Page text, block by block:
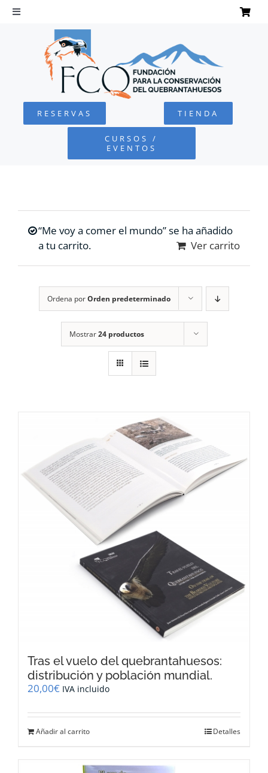
Saltar
Toggle
Navigation
QUEBRANTAHUESOS
FUNDACIÓN
RESERVAS TIENDA
CURSOS /
EVENTOS
“Me voy a comer el mundo” se ha añadido
a tu carrito.
Ver carrito
Ordena porOrden predeterminado
Mostrar24 productos
Tras el vuelo del quebrantahuesos:
distribución y población mundial.
20,00€ IVA incluido
Añadir al carrito Detalles